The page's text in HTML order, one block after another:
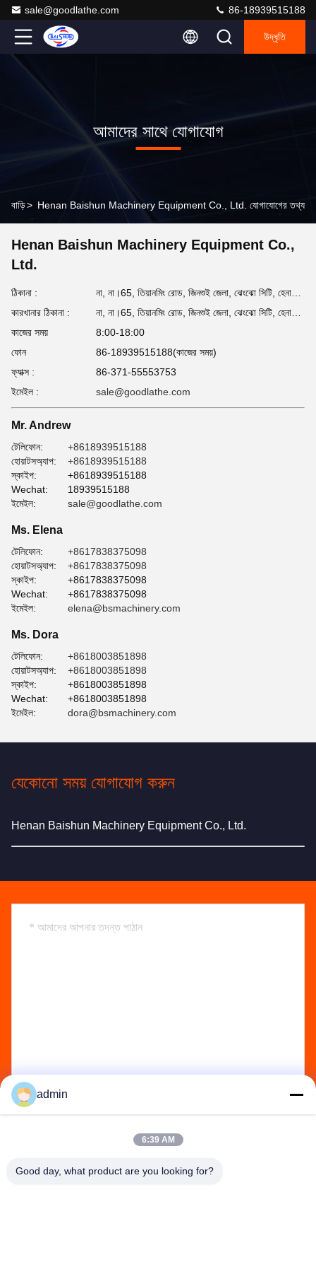
sale@goodlathe.com 86-18939515188
উদ্ধৃতি
আমাদের সাথে যোগাযোগ
বাড়ি> Henan Baishun Machinery Equipment Co., Ltd. যোগাযোগের তথ্য
Henan Baishun Machinery Equipment Co.,
Ltd.
ঠিকানা :
কারখানার ঠিকানা :
কাজের সময়
8:00-18:00
ফোন
86-18939515188(কাজের সময়)
ফ্যাক্স :
86-371-55553753
ইমেইল :
sale@goodlathe.com
Mr. Andrew
টেলিফোন:
+8618939515188
হোয়াটসঅ্যাপ:
+8618939515188
স্কাইপ:
+8618939515188
Wechat:
18939515188
ইমেইল:
sale@goodlathe.com
Ms. Elena
টেলিফোন:
+8617838375098
হোয়াটসঅ্যাপ:
+8617838375098
স্কাইপ:
+8617838375098
Wechat:
+8617838375098
ইমেইল:
elena@bsmachinery.com
Ms. Dora
টেলিফোন:
+8618003851898
হোয়াটসঅ্যাপ:
+8618003851898
স্কাইপ:
+8618003851898
Wechat:
+8618003851898
ইমেইল:
dora@bsmachinery.com
যেকোনো সময় যোগাযোগ করুন
Henan Baishun Machinery Equipment Co., Ltd.
Send
admin
6:39 AM
Good day, what product are you looking for?